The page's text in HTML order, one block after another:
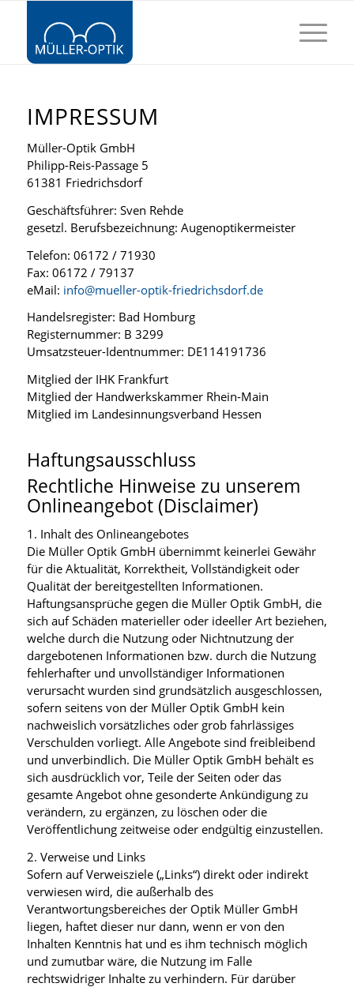
IMPRESSUM
Müller-Optik GmbH
Philipp-Reis-Passage 5
61381 Friedrichsdorf
Geschäftsführer: Sven Rehde
gesetzl. Berufsbezeichnung: Augenoptikermeister
Telefon: 06172 / 71930
Fax: 06172 / 79137
eMail: info@mueller-optik-friedrichsdorf.de
Handelsregister: Bad Homburg
Registernummer: B 3299
Umsatzsteuer-Identnummer: DE114191736
Mitglied der IHK Frankfurt
Mitglied der Handwerkskammer Rhein-Main
Mitglied im Landesinnungsverband Hessen
Haftungsausschluss
Rechtliche Hinweise zu unserem
Onlineangebot (Disclaimer)
1. Inhalt des Onlineangebotes
Die Müller Optik GmbH übernimmt keinerlei Gewähr
für die Aktualität, Korrektheit, Vollständigkeit oder
Qualität der bereitgestellten Informationen.
Haftungsansprüche gegen die Müller Optik GmbH, die
sich auf Schäden materieller oder ideeller Art beziehen,
welche durch die Nutzung oder Nichtnutzung der
dargebotenen Informationen bzw. durch die Nutzung
fehlerhafter und unvollständiger Informationen
verursacht wurden sind grundsätzlich ausgeschlossen,
sofern seitens von der Müller Optik GmbH kein
nachweislich vorsätzliches oder grob fahrlässiges
Verschulden vorliegt. Alle Angebote sind freibleibend
und unverbindlich. Die Müller Optik GmbH behält es
sich ausdrücklich vor, Teile der Seiten oder das
gesamte Angebot ohne gesonderte Ankündigung zu
verändern, zu ergänzen, zu löschen oder die
Veröffentlichung zeitweise oder endgültig einzustellen.
2. Verweise und Links
Sofern auf Verweisziele („Links“) direkt oder indirekt
verwiesen wird, die außerhalb des
Verantwortungsbereiches der Optik Müller GmbH
liegen, haftet dieser nur dann, wenn er von den
Inhalten Kenntnis hat und es ihm technisch möglich
und zumutbar wäre, die Nutzung im Falle
rechtswidriger Inhalte zu verhindern. Für darüber